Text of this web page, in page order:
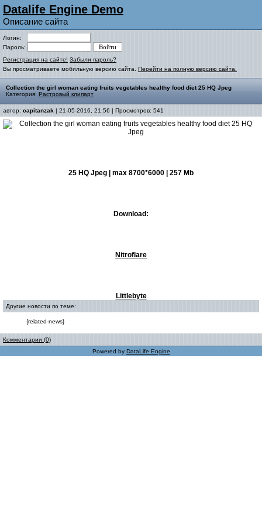
Datalife Engine Demo
Описание сайта
Логин:
Пароль:
Регистрация на сайте! Забыли пароль?
Вы просматриваете мобильную версию сайта. Перейти на полную версию сайта.
Collection the girl woman eating fruits vegetables healthy food diet 25 HQ Jpeg
Категория: Растровый клипарт
автор: capitanzak | 21-05-2016, 21:56 | Просмотров: 541
25 HQ Jpeg | max 8700*6000 | 257 Mb
Download:
Nitroflare
Littlebyte
Другие новости по теме:
{related-news}
Комментарии (0)
Powered by DataLife Engine